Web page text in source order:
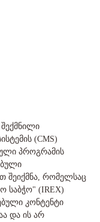
(CMS)
პროგრამის
შეიქმნა, რომელსაც
საბჭო" (IREX)
კონტენტი
და ის არ